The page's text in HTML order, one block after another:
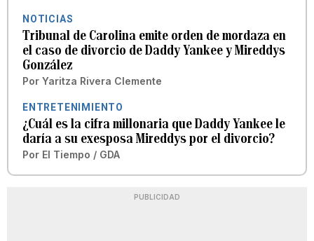
NOTICIAS
Tribunal de Carolina emite orden de mordaza en
el caso de divorcio de Daddy Yankee y Mireddys
González
Por Yaritza Rivera Clemente
ENTRETENIMIENTO
¿Cuál es la cifra millonaria que Daddy Yankee le
daría a su exesposa Mireddys por el divorcio?
Por El Tiempo / GDA
PUBLICIDAD